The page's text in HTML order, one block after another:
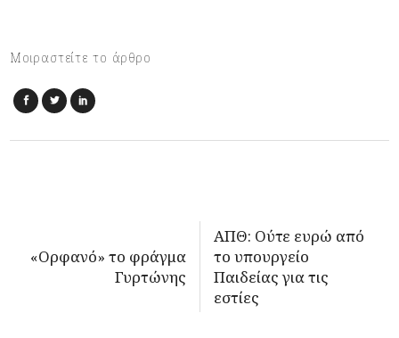
Μοιραστείτε το άρθρο
«Ορφανό» το φράγμα
Γυρτώνης
ΑΠΘ: Ούτε ευρώ από
το υπουργείο
Παιδείας για τις
εστίες